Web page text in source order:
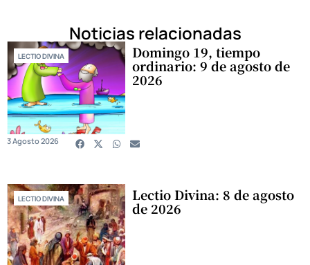
Noticias relacionadas
LECTIO DIVINA Domingo 19, tiempo
ordinario: 9 de agosto de
2026
3 Agosto 2026
LECTIO DIVINA Lectio Divina: 8 de agosto
de 2026